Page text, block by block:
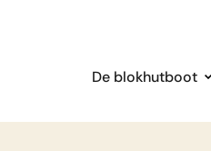
De blokhutboot